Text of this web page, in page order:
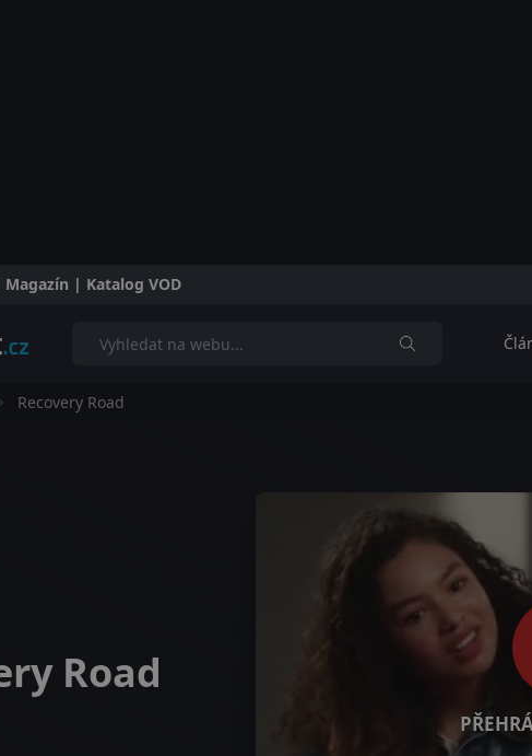
| Katalog VOD
Recovery Road
Road